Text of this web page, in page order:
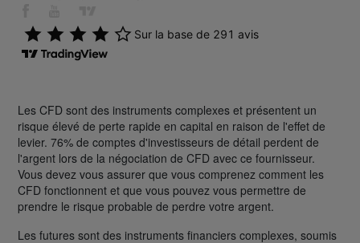
Les CFD sont des instruments complexes et présentent un
risque élevé de perte rapide en capital en raison de l'effet de
levier. 76% de comptes d'investisseurs de détail perdent de
l'argent lors de la négociation de CFD avec ce fournisseur.
Vous devez vous assurer que vous comprenez comment les
CFD fonctionnent et que vous pouvez vous permettre de
prendre le risque probable de perdre votre argent.
Les futures sont des instruments financiers complexes, soumis